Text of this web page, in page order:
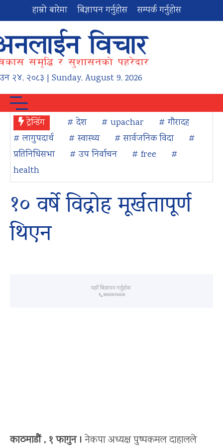
हाम्रो बारेमा बिज्ञापन गर्नुहोस सम्पर्क गर्नुहोस
२४, २०८३ | Sunday, August 9, 2026
ट्रेन्डिंग # देश # upachar
# गौरादह
# लागुपदार्थ
# स्वास्थ्य # सार्वजनिक विदा
#
प्रतिनिधिसभा
# उप निर्वाचन # free
#
health
१० वर्षे विद्रोह मूर्खतापूर्ण
थिएन
काठमाडौं , १ फागुन । नेकपा अध्यक्ष पुष्पकमल दाहालले